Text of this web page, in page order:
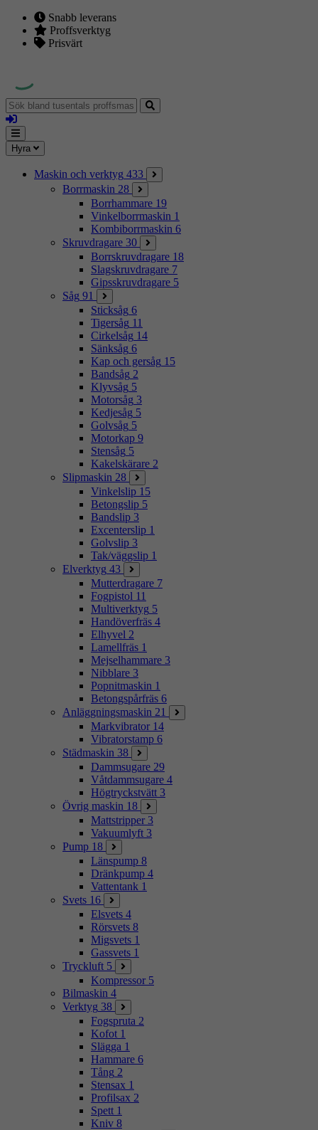
Snabb leverans
Proffsverktyg
Prisvärt
Sök
bland
tusentals
proffsmaskiner
Logga
in
Mina
sidor
Meny
Hyra
Maskin och verktyg 433
Borrmaskin 28
Borrhammare 19
Vinkelborrmaskin 1
Kombiborrmaskin 6
Skruvdragare 30
Borrskruvdragare 18
Slagskruvdragare 7
Gipsskruvdragare 5
Såg 91
Sticksåg 6
Tigersåg 11
Cirkelsåg 14
Sänksåg 6
Kap och gersåg 15
Bandsåg 2
Klyvsåg 5
Motorsåg 3
Kedjesåg 5
Golvsåg 5
Motorkap 9
Stensåg 5
Kakelskärare 2
Slipmaskin 28
Vinkelslip 15
Betongslip 5
Bandslip 3
Excenterslip 1
Golvslip 3
Tak/väggslip 1
Elverktyg 43
Mutterdragare 7
Fogpistol 11
Multiverktyg 5
Handöverfräs 4
Elhyvel 2
Lamellfräs 1
Mejselhammare 3
Nibblare 3
Popnitmaskin 1
Betongspårfräs 6
Anläggningsmaskin 21
Markvibrator 14
Vibratorstamp 6
Städmaskin 38
Dammsugare 29
Våtdammsugare 4
Högtryckstvätt 3
Övrig maskin 18
Mattstripper 3
Vakuumlyft 3
Pump 18
Länspump 8
Dränkpump 4
Vattentank 1
Svets 16
Elsvets 4
Rörsvets 8
Migsvets 1
Gassvets 1
Tryckluft 5
Kompressor 5
Bilmaskin 4
Verktyg 38
Fogspruta 2
Kofot 1
Slägga 1
Hammare 6
Tång 2
Stensax 1
Profilsax 2
Spett 1
Kniv 8